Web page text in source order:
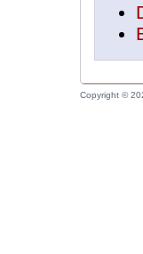
Copyright ©